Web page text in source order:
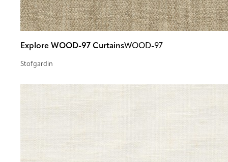
Explore WOOD-97 CurtainsWOOD-97
Stofgardin